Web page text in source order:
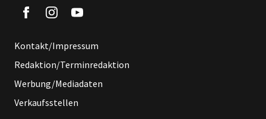
Kontakt/Impressum
Redaktion/Terminredaktion
Werbung/Mediadaten
Verkaufsstellen